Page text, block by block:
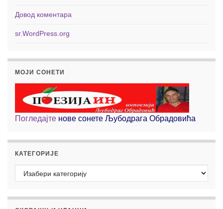
Довод коментара
sr.WordPress.org
МОЈИ СОНЕТИ
Погледајте нове сонете Љубодрага Обрадовића
КАТЕГОРИЈЕ
Категорије